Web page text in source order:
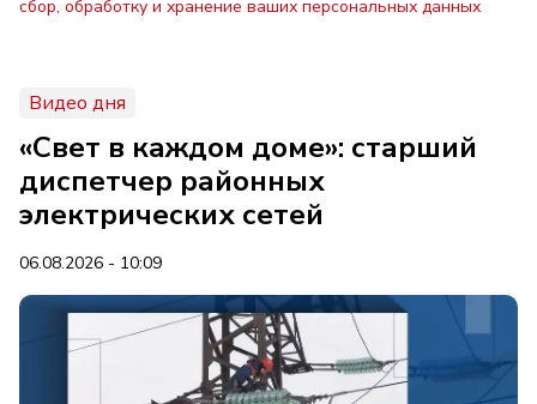
сбор, обработку и хранение ваших персональных данных
Видео дня
«Свет в каждом доме»: старший
диспетчер районных
электрических сетей
06.08.2026 - 10:09